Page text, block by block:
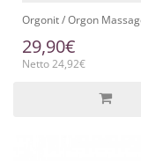
Orgonit / Orgon
29,90€
Netto 24,92€